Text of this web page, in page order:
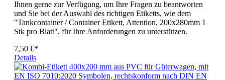
Ihnen gerne zur Verfügung, um Ihre Fragen zu beantworten
und Sie bei der Auswahl des richtigen Etiketts, wie dem
"Tankcontainer / Container Etikett, Attention, 200x280mm 1
Stk pro Blatt", für Ihre Anforderungen zu unterstützen.
7,50 €*
Details